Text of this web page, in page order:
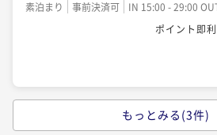
素泊まり 事前決済可
IN 15:00 - 29:00
ポイント即
【ベストレート／素泊まり】早期
もっとみる(3件)